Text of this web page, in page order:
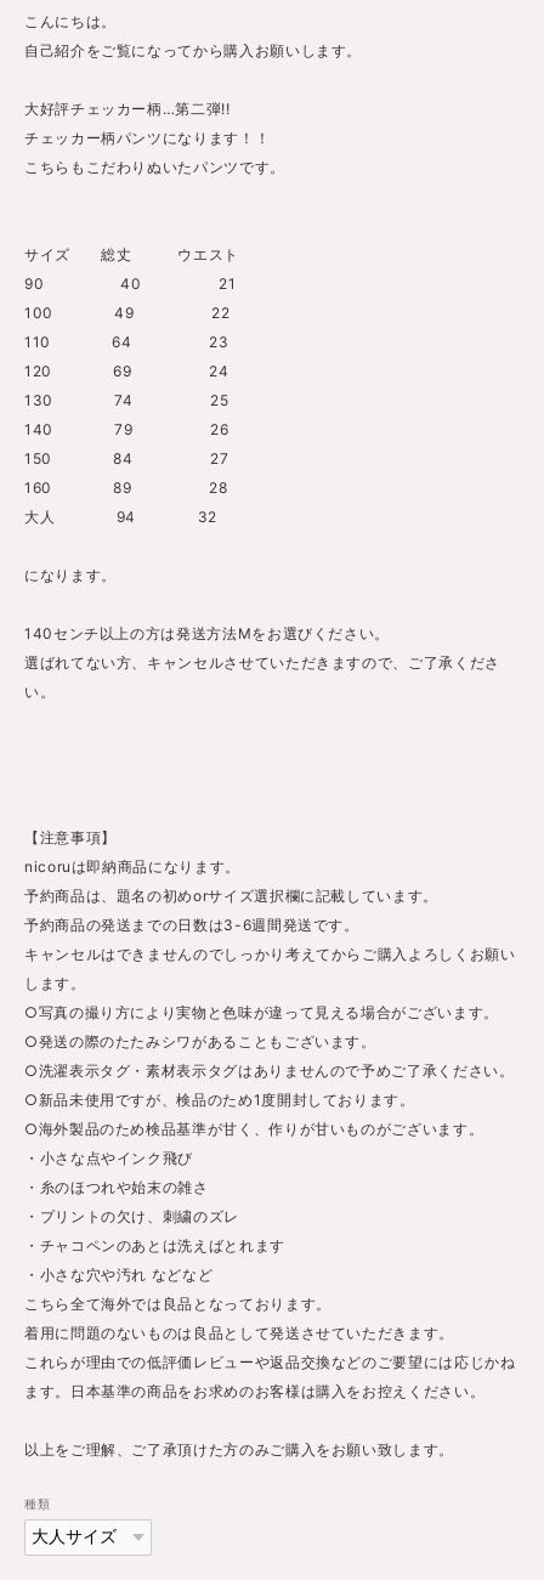
こんにちは。
自己紹介をご覧になってから購入お願いします。
大好評チェッカー柄…第二弾!!
チェッカー柄パンツになります！！
こちらもこだわりぬいたパンツです。
サイズ 総丈 ウエスト
90 40 21
100 49 22
110 64 23
120 69 24
130 74 25
140 79 26
150 84 27
160 89 28
大人 94 32
になります。
140センチ以上の方は発送方法Mをお選びください。
選ばれてない方、キャンセルさせていただきますので、ご了承くださ
い。
【注意事項】
nicoruは即納商品になります。
予約商品は、題名の初めorサイズ選択欄に記載しています。
予約商品の発送までの日数は3-6週間発送です。
キャンセルはできませんのでしっかり考えてからご購入よろしくお願い
します。
○写真の撮り方により実物と色味が違って見える場合がございます。
○発送の際のたたみシワがあることもございます。
○洗濯表示タグ・素材表示タグはありませんので予めご了承ください。
○新品未使用ですが、検品のため1度開封しております。
○海外製品のため検品基準が甘く、作りが甘いものがございます。
・小さな点やインク飛び
・糸のほつれや始末の雑さ
・プリントの欠け、刺繍のズレ
・チャコペンのあとは洗えばとれます
・小さな穴や汚れ などなど
こちら全て海外では良品となっております。
着用に問題のないものは良品として発送させていただきます。
これらが理由での低評価レビューや返品交換などのご要望には応じかね
ます。日本基準の商品をお求めのお客様は購入をお控えください。
以上をご理解、ご了承頂けた方のみご購入をお願い致します。
種類